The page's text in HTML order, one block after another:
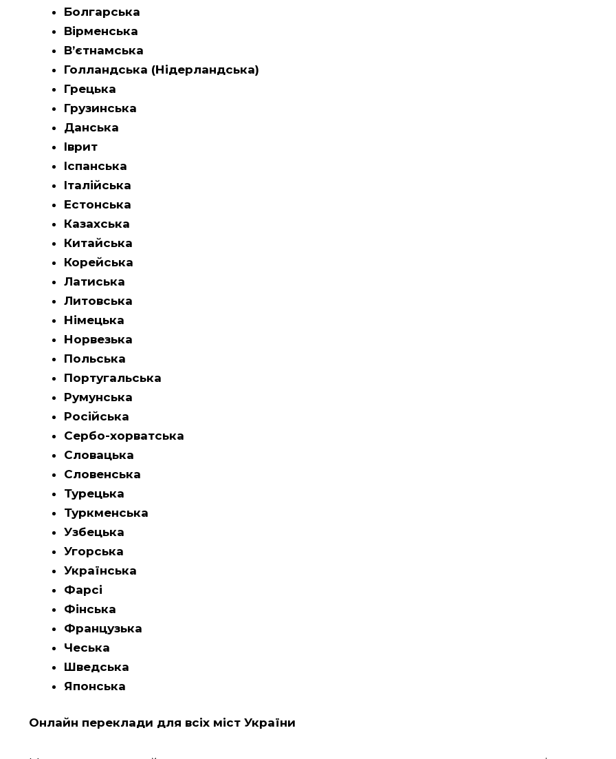
Болгарська
Вірменська
В’єтнамська
Голландська (Нідерландська)
Грецька
Грузинська
Данська
Іврит
Іспанська
Італійська
Естонська
Казахська
Китайська
Корейська
Латиська
Литовська
Німецька
Норвезька
Польська
Португальська
Румунська
Російська
Сербо-хорватська
Словацька
Словенська
Турецька
Туркменська
Узбецька
Угорська
Українська
Фарсі
Фінська
Французька
Чеська
Шведська
Японська
Онлайн переклади для всіх міст України